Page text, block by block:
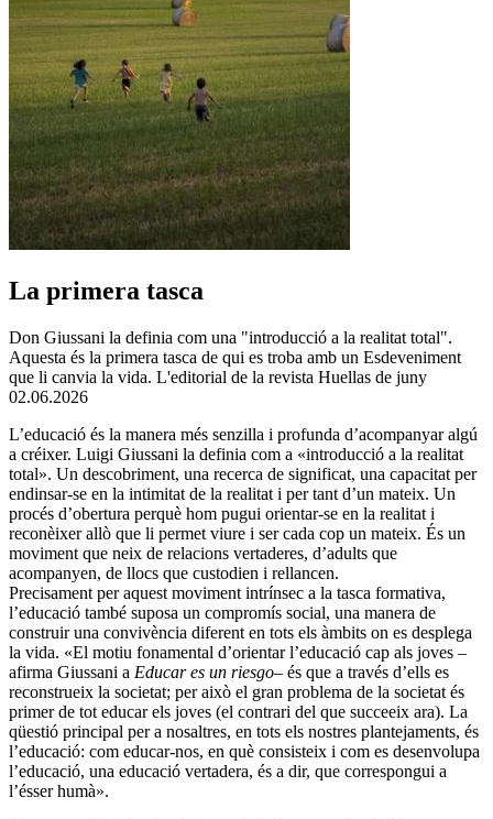
La primera tasca
Don Giussani la definia com una "introducció a la realitat total".
Aquesta és la primera tasca de qui es troba amb un Esdeveniment
que li canvia la vida. L'editorial de la revista Huellas de juny
02.06.2026
L’educació és la manera més senzilla i profunda d’acompanyar algú
a créixer. Luigi Giussani la definia com a «introducció a la realitat
total». Un descobriment, una recerca de significat, una capacitat per
endinsar-se en la intimitat de la realitat i per tant d’un mateix. Un
procés d’obertura perquè hom pugui orientar-se en la realitat i
reconèixer allò que li permet viure i ser cada cop un mateix. És un
moviment que neix de relacions vertaderes, d’adults que
acompanyen, de llocs que custodien i rellancen.
Precisament per aquest moviment intrínsec a la tasca formativa,
l’educació també suposa un compromís social, una manera de
construir una convivència diferent en tots els àmbits on es desplega
la vida. «El motiu fonamental d’orientar l’educació cap als joves –
afirma Giussani a Educar es un riesgo– és que a través d’ells es
reconstrueix la societat; per això el gran problema de la societat és
primer de tot educar els joves (el contrari del que succeeix ara). La
qüestió principal per a nosaltres, en tots els nostres plantejaments, és
l’educació: com educar-nos, en què consisteix i com es desenvolupa
l’educació, una educació vertadera, és a dir, que correspongui a
l’ésser humà».